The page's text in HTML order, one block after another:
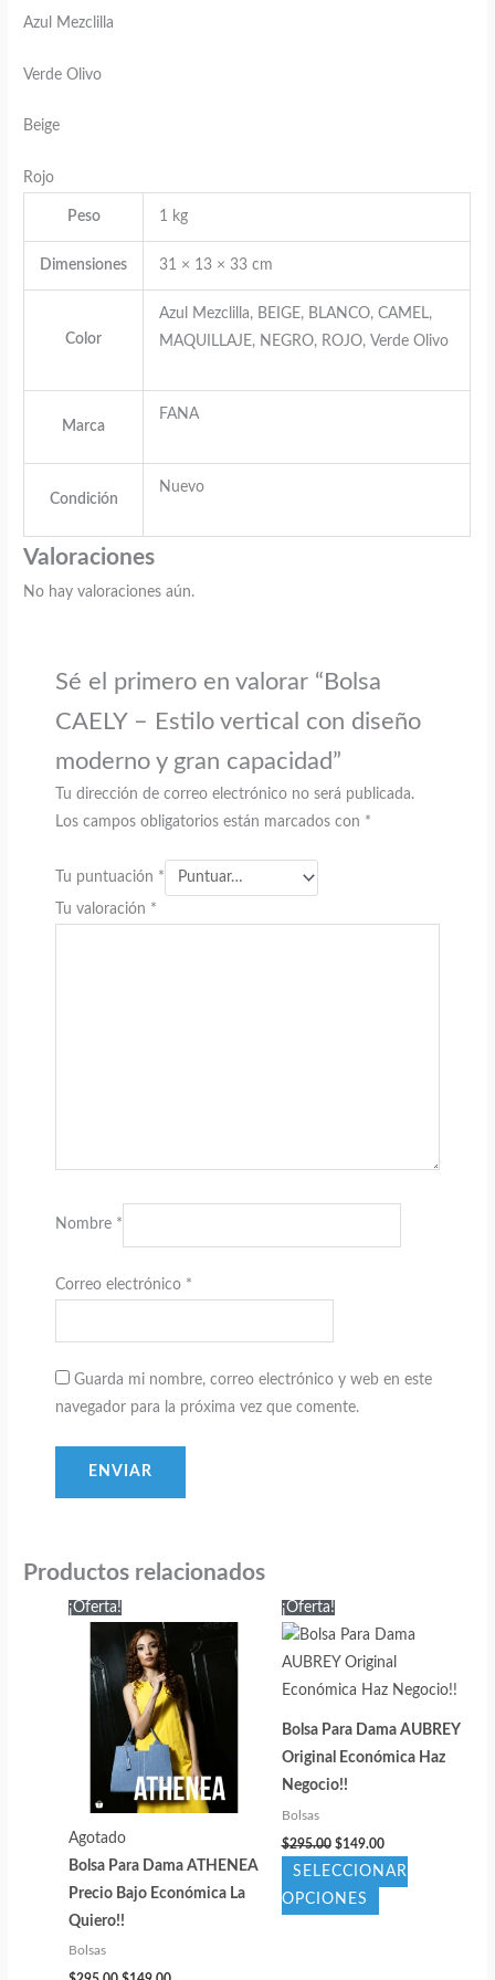
Azul Mezclilla
Verde Olivo
Beige
Rojo
Peso 1 kg
Dimensiones 31 × 13 × 33 cm
Color
Azul Mezclilla, BEIGE, BLANCO, CAMEL,
MAQUILLAJE, NEGRO, ROJO, Verde Olivo
Marca
FANA
Condición
Nuevo
Valoraciones
No hay valoraciones aún.
Sé el primero en valorar “Bolsa
CAELY – Estilo vertical con diseño
moderno y gran capacidad”
Tu dirección de correo electrónico no será publicada.
Los campos obligatorios están marcados con *
Tu puntuación *
Tu valoración *
Nombre *
Correo electrónico *
Guarda mi nombre, correo electrónico y web en este
navegador para la próxima vez que comente.
Productos relacionados
¡Oferta!
Agotado
Bolsa Para Dama ATHENEA
Precio Bajo Económica La
Quiero!!
Bolsas
El
El
¡Oferta!
Bolsa Para Dama AUBREY
Original Económica Haz
Negocio!!
Bolsas
$295.00 El
precio
original
era:
$149.00El
precio
actual
es:
SELECCIONAR
OPCIONES